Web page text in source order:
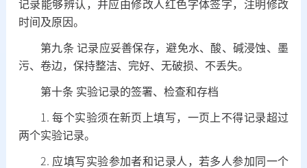
记录能够辨认，并应由修改人红色字体签字，注明修改
时间及原因。
第九条 记录应妥善保存，避免水、酸、碱浸蚀、墨
污、卷边，保持整洁、完好、无破损、不丢失。
第十条 实验记录的签署、检查和存档
1.每个实验须在新页上填写，一页上不得记录超过
两个实验记录。
2. 应填写实验参加者和记录人，若多人参加同一个